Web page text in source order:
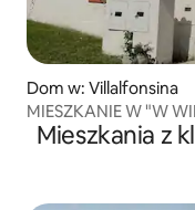
Dom w: Villalfonsina
MIESZKANIE W "W
Mieszkania z